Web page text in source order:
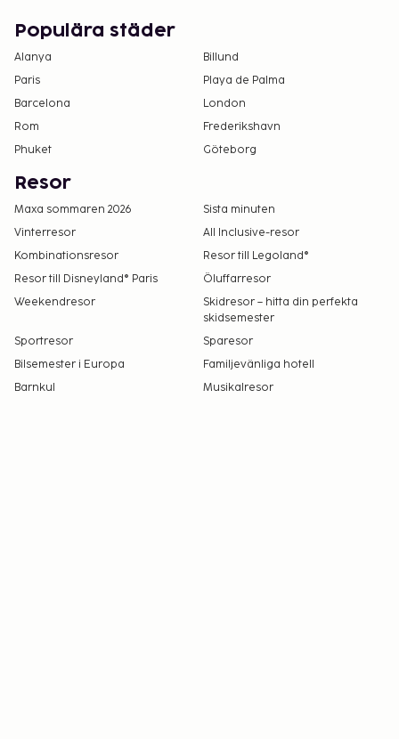
Populära städer
Alanya
Billund
Paris
Playa de Palma
Barcelona
London
Rom
Frederikshavn
Phuket
Göteborg
Resor
Maxa sommaren 2026
Sista minuten
Vinterresor
All Inclusive-resor
Kombinationsresor
Resor till Legoland®
Resor till Disneyland® Paris
Öluffarresor
Weekendresor
Skidresor – hitta din perfekta
skidsemester
Sportresor
Sparesor
Bilsemester i Europa
Familjevänliga hotell
Barnkul
Musikalresor